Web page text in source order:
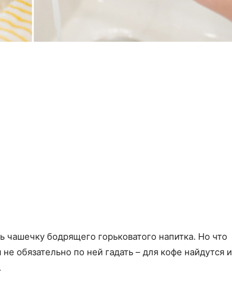
бодрящего горьковатого напитка. Но что
обязательно по ней гадать – для кофе найдутся и